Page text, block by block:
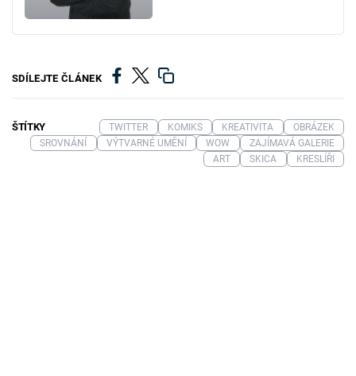
SDÍLEJTE ČLÁNEK
ŠTÍTKY TWITTER KOMIKS KREATIVITA
OBRÁZEK
SROVNÁNÍ
VÝTVARNÉ UMĚNÍ WOW
ZAJÍMAVÁ GALERIE
ART
SKICA KRESLÍŘI